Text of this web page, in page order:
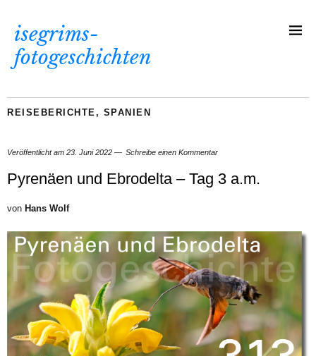
isegrims-
fotogeschichten
REISEBERICHTE , SPANIEN
Veröffentlicht am 23. Juni 2022 Schreibe einen Kommentar
Pyrenäen und Ebrodelta – Tag 3 a.m.
von Hans Wolf